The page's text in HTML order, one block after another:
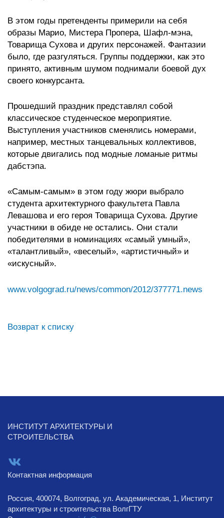
В этом годы претенденты примерили на себя
образы Марио, Мистера Пропера, Шафл-мэна,
Товарища Сухова и других персонажей. Фантазии
было, где разгуляться. Группы поддержки, как это
принято, активным шумом поднимали боевой дух
своего конкурсанта.
Прошедший праздник представлял собой
классическое студенческое мероприятие.
Выступления участников сменялись номерами,
например, местных танцевальных коллективов,
которые двигались под модные ломаные ритмы
дабстэпа.
«Самым-самым» в этом году жюри выбрало
студента архитектурного факультета Павла
Левашова и его героя Товарища Сухова. Другие
участники в обиде не остались. Они стали
победителями в номинациях «самый умный»,
«талантливый», «веселый», «артистичный» и
«искусный».
www.volgograd.ru/news/common/2012/377771.news
Возврат к списку
ИНСТИТУТ АРХИТЕКТУРЫ И
СТРОИТЕЛЬСТВА
Контактная информация
Россия, 400074, Волгоград, ул. Академическая, 1, Институт
архитектуры и строительства ВолгГТУ